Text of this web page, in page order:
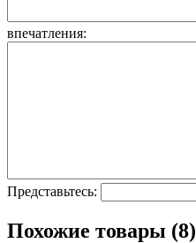
впечатления:
Представьтесь:
Похожие товары (8)